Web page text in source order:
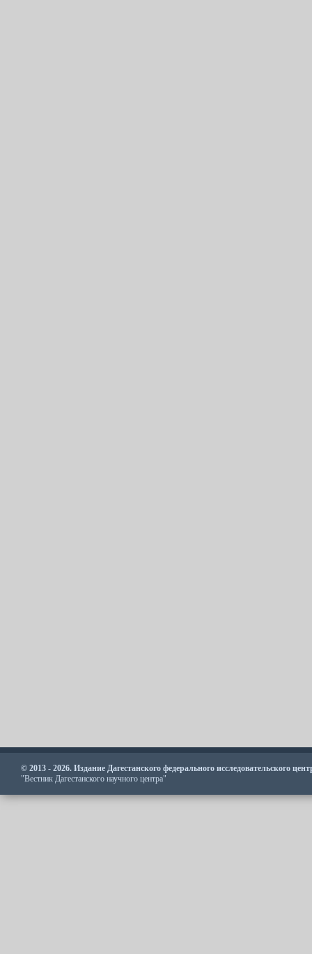
© 2013 - 2026. Издание Дагестанского федерального исследовательского
"Вестник Дагестанского научного центра"